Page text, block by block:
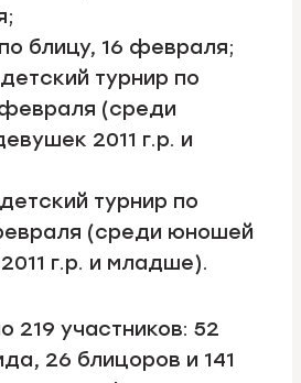
блицу, 16 февраля;
турнир по
(среди
2011 г.р. и
турнир по
(среди юношей
г.р. и младше).
219 участников: 52
26 блицоров и 141